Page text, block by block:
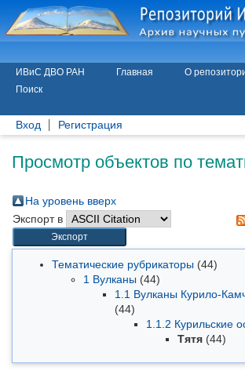
ИВиС ДВО РАН Главная О
Поиск
Вход Регистрация
Просмотр объектов по
На уровень вверх
Экспорт в
Тематические рубрикаторы (44)
1 Вулканы (44)
1.1 Вулканы Курило-
(44)
1.1.2 Курильские
Тятя (44)